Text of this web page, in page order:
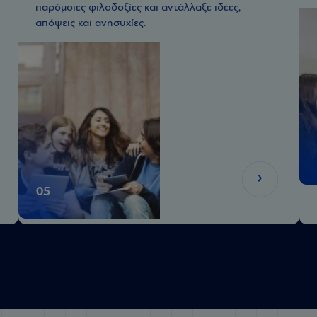
παρόμοιες φιλοδοξίες και αντάλλαξε ιδέες,
απόψεις και ανησυχίες.
05